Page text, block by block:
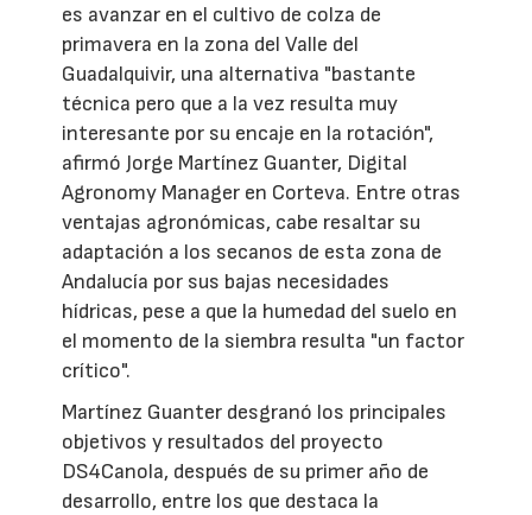
es avanzar en el cultivo de colza de
primavera en la zona del Valle del
Guadalquivir, una alternativa "bastante
técnica pero que a la vez resulta muy
interesante por su encaje en la rotación",
afirmó Jorge Martínez Guanter, Digital
Agronomy Manager en Corteva. Entre otras
ventajas agronómicas, cabe resaltar su
adaptación a los secanos de esta zona de
Andalucía por sus bajas necesidades
hídricas, pese a que la humedad del suelo en
el momento de la siembra resulta "un factor
crítico".
Martínez Guanter desgranó los principales
objetivos y resultados del proyecto
DS4Canola, después de su primer año de
desarrollo, entre los que destaca la